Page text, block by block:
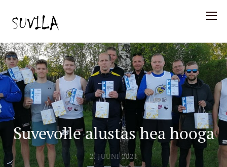
Suvevolle alustas hea hooga
2. JUUNI 2021